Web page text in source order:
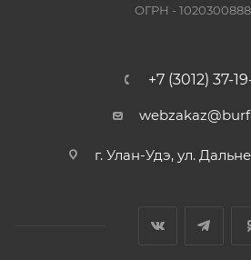
ОГРН -
+7 (3012) 37-
г. Улан-Удэ, ул.